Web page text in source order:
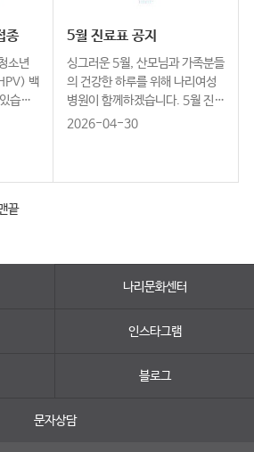
종
소년
백
습니
5월 진료표 공지
싱그러운 5월, 산모님과 가족분들
의 건강한 하루를 위해 나리여성
병원이 함께하겠습니다. 5월 진료
일정을 안내드립니다.
2026-04-30
끝
나리문화센터
인스타그램
블로그
문자상담